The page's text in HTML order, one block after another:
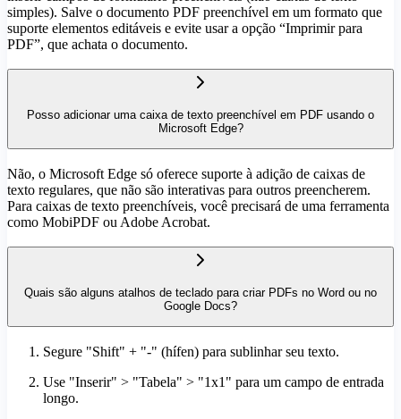
simples). Salve o documento PDF preenchível em um formato que
suporte elementos editáveis e evite usar a opção “Imprimir para
PDF”, que achata o documento.
Posso adicionar uma caixa de texto preenchível em PDF usando o
Microsoft Edge?
Não, o Microsoft Edge só oferece suporte à adição de caixas de
texto regulares, que não são interativas para outros preencherem.
Para caixas de texto preenchíveis, você precisará de uma ferramenta
como MobiPDF ou Adobe Acrobat.
Quais são alguns atalhos de teclado para criar PDFs no Word ou no
Google Docs?
Segure "Shift" + "-" (hífen) para sublinhar seu texto.
Use "Inserir" > "Tabela" > "1x1" para um campo de entrada
longo.